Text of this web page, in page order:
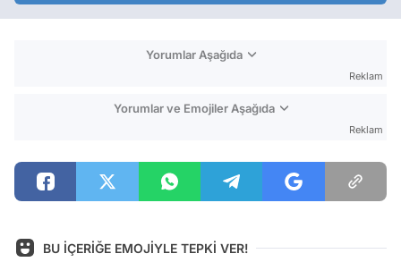
Yorumlar Aşağıda
Reklam
Yorumlar ve Emojiler Aşağıda
Reklam
BU İÇERİĞE EMOJİYLE TEPKİ VER!